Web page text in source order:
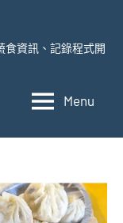
食資訊、記錄程式開
Menu